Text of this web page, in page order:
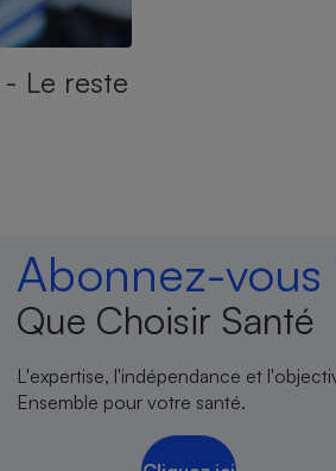
Le reste
Abonnez-vous
Que Choisir Santé
L'expertise, l'indépendance et
Ensemble pour votre santé.